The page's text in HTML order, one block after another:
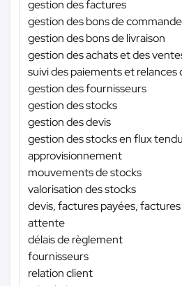
gestion des factures
gestion des bons de commande
gestion des bons de livraison
gestion des achats et des
suivi des paiements et relances
gestion des fournisseurs
gestion des stocks
gestion des devis
gestion des stocks en flux tendu
approvisionnement
mouvements de stocks
valorisation des stocks
devis, factures payées,
attente
délais de règlement
fournisseurs
relation client